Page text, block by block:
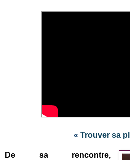
« Trouver sa
De sa rencontre,